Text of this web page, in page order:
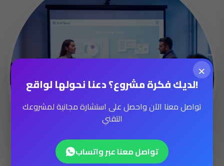
×
لديك فكرة مشروع؟ دعنا نحولها لواقع!
تواصل معنا الآن واحصل على استشارة مجانية لمشروعك
التقني
تواصل معنا عبر واتساب